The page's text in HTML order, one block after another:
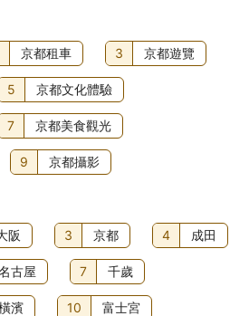
京都租車 3 京都遊覽
5 京都文化體驗
7 京都美食觀光
9 京都攝影
阪 3 京都 4 成田
古屋 7 千歲
濱 10 富士宮